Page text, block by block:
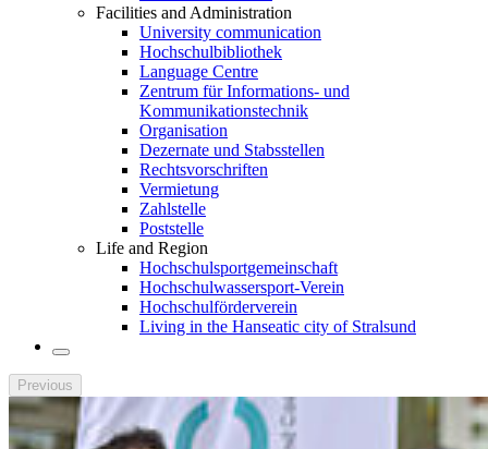
Facilities and Administration
University communication
Hochschulbibliothek
Language Centre
Zentrum für Informations- und
Kommunikationstechnik
Organisation
Dezernate und Stabsstellen
Rechtsvorschriften
Vermietung
Zahlstelle
Poststelle
Life and Region
Hochschulsportgemeinschaft
Hochschulwassersport-Verein
Hochschulförderverein
Living in the Hanseatic city of Stralsund
Previous